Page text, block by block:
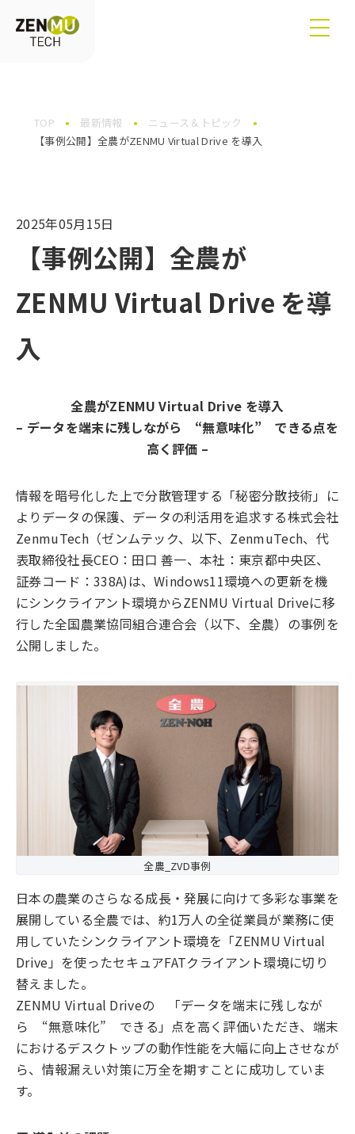
TOP 最新情報
ニュース＆トピック
【事例公開】全農がZENMU Virtual Drive を導入
2025年05月15日
【事例公開】全農が
ZENMU Virtual Drive を導
入
全農がZENMU Virtual Drive を導入
– データを端末に残しながら “無意味化” できる点を
高く評価 –
情報を暗号化した上で分散管理する「秘密分散技術」に
よりデータの保護、データの利活用を追求する株式会社
ZenmuTech（ゼンムテック、以下、ZenmuTech、代
表取締役社長CEO：田口 善一、本社：東京都中央区、
証券コード：338A)は、Windows11環境への更新を機
にシンクライアント環境からZENMU Virtual Driveに移
行した全国農業協同組合連合会（以下、全農）の事例を
公開しました。
全農_ZVD事例
日本の農業のさらなる成長・発展に向けて多彩な事業を
展開している全農では、約1万人の全従業員が業務に使
用していたシンクライアント環境を「ZENMU Virtual
Drive」を使ったセキュアFATクライアント環境に切り
替えました。
ZENMU Virtual Driveの 「データを端末に残しなが
ら “無意味化” できる」点を高く評価いただき、端末
におけるデスクトップの動作性能を大幅に向上させなが
ら、情報漏えい対策に万全を期すことに成功していま
す。